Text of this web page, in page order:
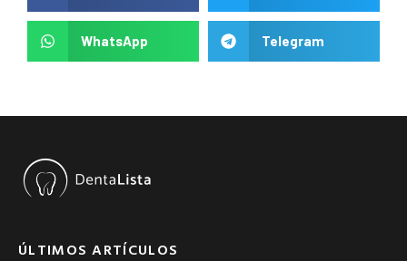
WhatsApp Telegram
ÚLTIMOS ARTÍCULOS